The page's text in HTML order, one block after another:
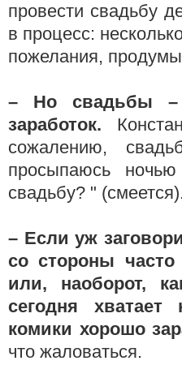
провести свадьбу
в процесс:
пожелания,
– Но
свадьбы
заработок.
сожалению,
просыпаюсь
свадьбу? "
– Если уж
со стороны
или, наоборот,
сегодня
комики хорошо
что жаловаться.